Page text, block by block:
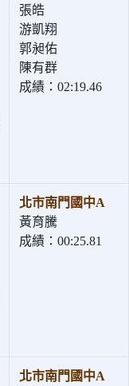
張皓
游凱翔
郭昶佑
陳有群
成績：02:19.46
北市南門國中A
黃育騰
成績：00:25.81
北市南門國中A